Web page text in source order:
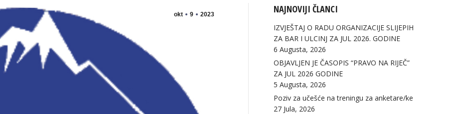
okt 9 2023 NAJNOVIJI ČLANCI
IZVJEŠTAJ O RADU ORGANIZACIJE SLIJEPIH
ZA BAR I ULCINJ ZA JUL 2026. GODINE
6 Augusta, 2026
OBJAVLJEN JE ČASOPIS “PRAVO NA RIJEČ”
ZA JUL 2026 GODINE
5 Augusta, 2026
Poziv za učešće na treningu za anketare/ke
27 Jula, 2026